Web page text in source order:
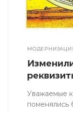
Уважаемые
поменялись